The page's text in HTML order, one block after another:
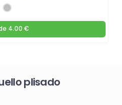
4.00 €
plisado